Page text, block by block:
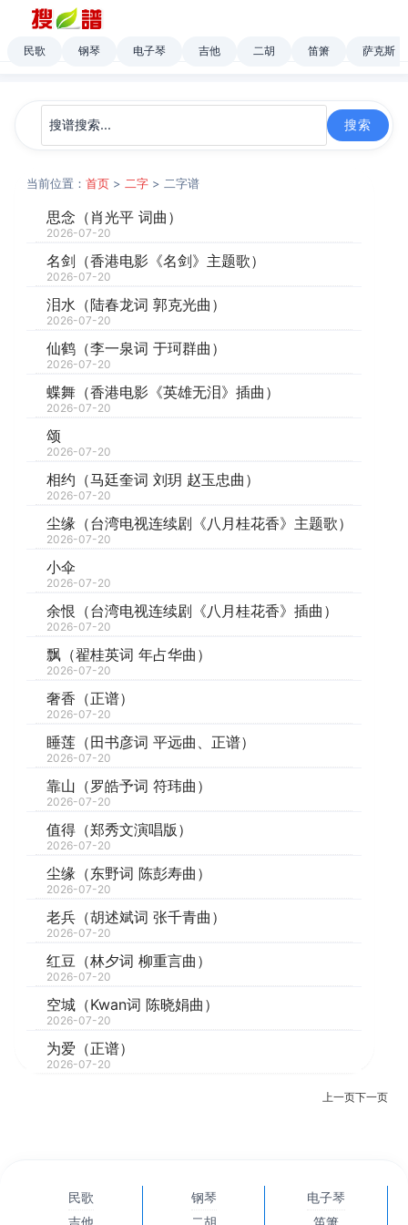
民歌 钢琴 电子琴 吉他 二胡 笛箫 萨克斯
当前位置：首页 > 二字 > 二字谱
思念（肖光平 词曲）
2026-07-20
名剑（香港电影《名剑》主题歌）
2026-07-20
泪水（陆春龙词 郭克光曲）
2026-07-20
仙鹤（李一泉词 于珂群曲）
2026-07-20
蝶舞（香港电影《英雄无泪》插曲）
2026-07-20
颂
2026-07-20
相约（马廷奎词 刘玥 赵玉忠曲）
2026-07-20
尘缘（台湾电视连续剧《八月桂花香》主题歌）
2026-07-20
小伞
2026-07-20
余恨（台湾电视连续剧《八月桂花香》插曲）
2026-07-20
飘（翟桂英词 年占华曲）
2026-07-20
奢香（正谱）
2026-07-20
睡莲（田书彦词 平远曲、正谱）
2026-07-20
靠山（罗皓予词 符玮曲）
2026-07-20
值得（郑秀文演唱版）
2026-07-20
尘缘（东野词 陈彭寿曲）
2026-07-20
老兵（胡述斌词 张千青曲）
2026-07-20
红豆（林夕词 柳重言曲）
2026-07-20
空城（Kwan词 陈晓娟曲）
2026-07-20
为爱（正谱）
2026-07-20
上一页下一页
民歌 钢琴
电子琴
吉他
二胡 笛箫